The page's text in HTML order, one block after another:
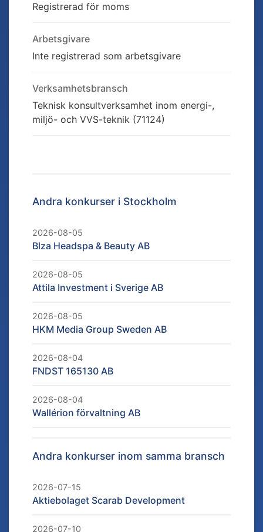
Registrerad för moms
Arbetsgivare
Inte registrerad som arbetsgivare
Verksamhetsbransch
Teknisk konsultverksamhet inom energi-,
miljö- och VVS-teknik (71124)
Andra konkurser i Stockholm
2026-08-05
Blza Headspa & Beauty AB
2026-08-05
Attila Investment i Sverige AB
2026-08-05
HKM Media Group Sweden AB
2026-08-04
FNDST 165130 AB
2026-08-04
Wallérion förvaltning AB
Andra konkurser inom samma bransch
2026-07-15
Aktiebolaget Scarab Development
2026-07-10